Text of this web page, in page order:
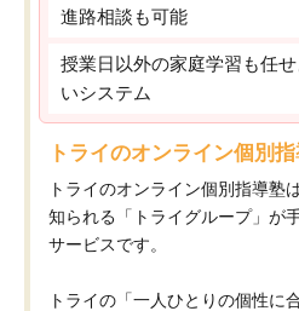
進路相談も可能
授業日以外の家庭学習も任
いシステム
トライのオンライン個別
トライのオンライン個別指導塾
知られる「トライグループ」が
サービスです。
トライの「一人ひとりの個性に